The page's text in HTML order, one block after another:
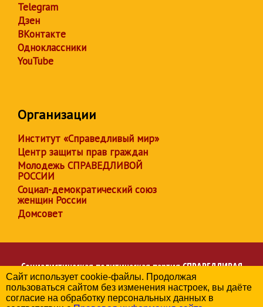
Telegram
Дзен
ВКонтакте
Одноклассники
YouTube
Организации
Институт «Справедливый мир»
Центр защиты прав граждан
Молодежь СПРАВЕДЛИВОЙ
РОССИИ
Социал-демократический союз
женщин России
Домсовет
Социалистическая политическая партияСПРАВЕДЛИВАЯ
РОССИЯ
Региональное отделение партии в Алтайском крае
Сайт использует cookie-файлы. Продолжая
пользоваться сайтом без изменения настроек, вы даёте
согласие на обработку персональных данных в